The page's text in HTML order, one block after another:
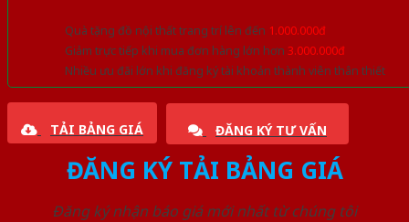
Quà tặng đồ nội thất trang trí lên đến 1.000.000đ
Giảm trực tiếp khi mua đơn hàng lớn hơn 3.000.000đ
Nhiều ưu đãi lớn khi đăng ký tài khoản thành viên thân thiết
TẢI BẢNG GIÁ ĐĂNG KÝ TƯ VẤN
ĐĂNG KÝ TẢI BẢNG GIÁ
Đăng ký nhận báo giá mới nhất từ chúng tôi